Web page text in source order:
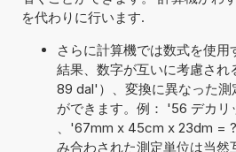
を代わりに行います.
さらに計算機では数式を使
結果、数字が互いに考慮さ
89 dal'）、変換に異なった測
ができます。例： '56 デカ
、'67mm x 45cm x 23dm =
み合わされた測定単位は当然